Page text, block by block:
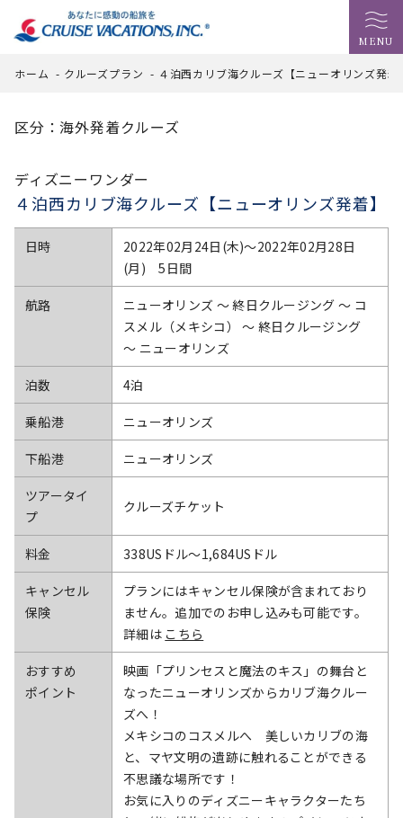
MENU
ホーム - クルーズプラン - ４泊西カリブ海クルーズ【ニューオリンズ発着
区分：海外発着クルーズ
ディズニーワンダー
４泊西カリブ海クルーズ【ニューオリンズ発着】
日時
2022年02月24日(木)〜2022年02月28日
(月) 5日間
航路
ニューオリンズ ～ 終日クルージング ～ コ
スメル（メキシコ） ～ 終日クルージング
～ ニューオリンズ
泊数 4泊
乗船港 ニューオリンズ
下船港 ニューオリンズ
ツアータイ
プ
クルーズチケット
料金 338USドル〜1,684USドル
キャンセル
保険
プランにはキャンセル保険が含まれており
ません。追加でのお申し込みも可能です。
詳細は こちら
おすすめ
ポイント
映画「プリンセスと魔法のキス」の舞台と
なったニューオリンズからカリブ海クルー
ズへ！
メキシコのコスメルへ 美しいカリブの海
と、マヤ文明の遺跡に触れることができる
不思議な場所です！
お気に入りのディズニーキャラクターたち